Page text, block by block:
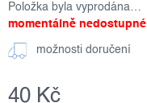
Položka byla vyprodána…
momentálně nedostupné
možnosti doručení
40 Kč